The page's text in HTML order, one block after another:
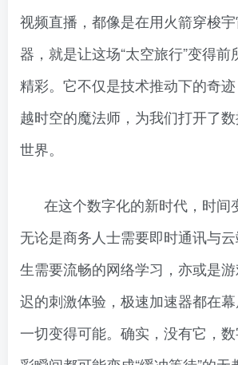
视频直播，都像是在用火箭穿梭
器，就是让这场“太空旅行”变得
精彩。它不仅是技术推动下的奇
越时空的魔法师，为我们打开了
世界。
在这个数字化的新时代，时间
无论是商务人士需要即时通讯与
生需要流畅的网络学习，亦或是
迟的刺激体验，极速加速器都在
一切变得可能。确实，没有它，